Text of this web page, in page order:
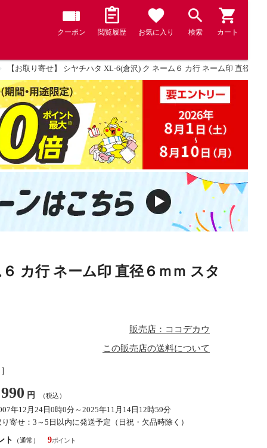
クーポン 閲覧履歴 お気に入り 検索 カート
【お取り寄せ】 シヤチハタ XL-6(倉沢) ク ネーム６ カ行 ネーム印 直径６
カ行 ネーム印 直径６ｍｍ スタ
販売店：ココデカウ
この販売店の送料について
990 円 （税込）
年12月24日0時0分～2025年11月14日12時59分
り寄せ：3～5日以内に発送予定（日祝・欠品時除く）
ト
（通常）
9